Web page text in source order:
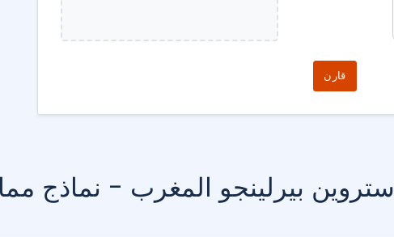
قارن
ستروين بيرلينجو المغرب - نماذج